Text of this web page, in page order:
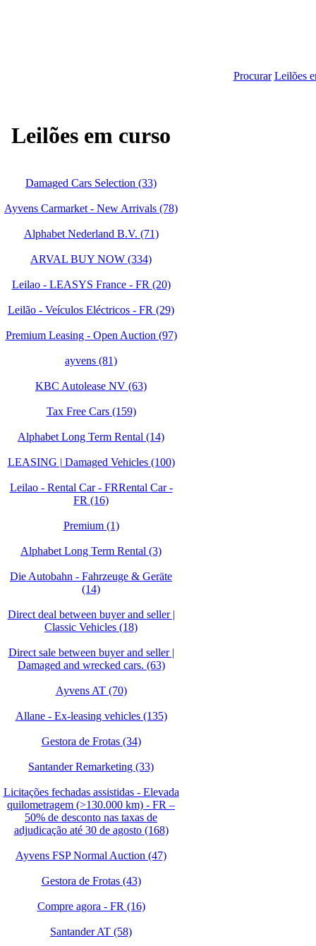
Procurar Leilões
Leilões em curso
Damaged Cars Selection (33)
Ayvens Carmarket - New Arrivals (78)
Alphabet Nederland B.V. (71)
ARVAL BUY NOW (334)
Leilao - LEASYS France - FR (20)
Leilão - Veículos Eléctricos - FR (29)
Premium Leasing - Open Auction (97)
ayvens (81)
KBC Autolease NV (63)
Tax Free Cars (159)
Alphabet Long Term Rental (14)
LEASING | Damaged Vehicles (100)
Leilao - Rental Car - FRRental Car -
FR (16)
Premium (1)
Alphabet Long Term Rental (3)
Die Autobahn - Fahrzeuge & Geräte
(14)
Direct deal between buyer and seller |
Classic Vehicles (18)
Direct sale between buyer and seller |
Damaged and wrecked cars. (63)
Ayvens AT (70)
Allane - Ex-leasing vehicles (135)
Gestora de Frotas (34)
Santander Remarketing (33)
Licitações fechadas assistidas - Elevada
quilometragem (>130.000 km) - FR –
50% de desconto nas taxas de
adjudicação até 30 de agosto (168)
Ayvens FSP Normal Auction (47)
Gestora de Frotas (43)
Compre agora - FR (16)
Santander AT (58)